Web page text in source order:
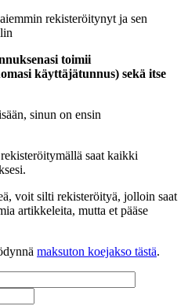
rekisteröitynyt ja sen
toimii
käyttäjätunnus) sekä itse
sinun on ensin
saat kaikki
voit silti rekisteröityä, jolloin saat
artikkeleita, mutta et pääse
maksuton koejakso tästä.